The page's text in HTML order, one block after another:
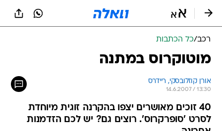
רכב/כל הכתבות
מוטוקרוס במתנה
אורן קוזלובסקי, ריידרס
14.6.2007 / 13:30
40 זוכים מאושרים יצפו בהקרנה זוגית מיוחדת
לסרט 'סופרקרוס'. רוצים גם? יש לכם הזדמנות